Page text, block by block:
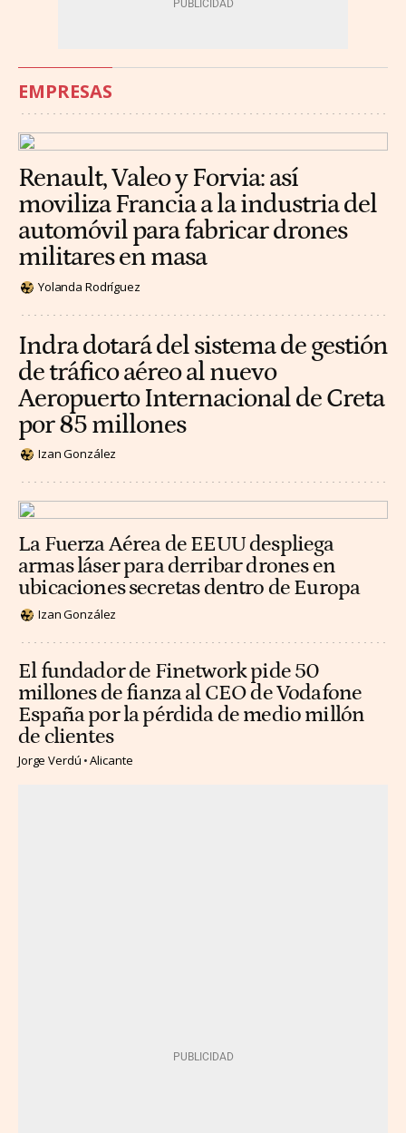
EMPRESAS
Renault, Valeo y Forvia: así
moviliza Francia a la industria del
automóvil para fabricar drones
militares en masa
Yolanda Rodríguez
Indra dotará del sistema de gestión
de tráfico aéreo al nuevo
Aeropuerto Internacional de Creta
por 85 millones
Izan González
La Fuerza Aérea de EEUU despliega
armas láser para derribar drones en
ubicaciones secretas dentro de Europa
Izan González
El fundador de Finetwork pide 50
millones de fianza al CEO de Vodafone
España por la pérdida de medio millón
de clientes
Jorge Verdú Alicante